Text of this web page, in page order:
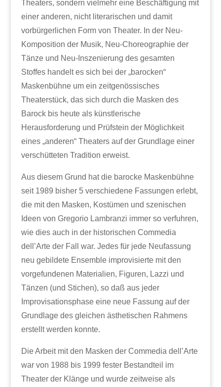
Theaters, sondern vielmehr eine Beschäftigung mit
einer anderen, nicht literarischen und damit
vorbürgerlichen Form von Theater. In der Neu-
Komposition der Musik, Neu-Choreographie der
Tänze und Neu-Inszenierung des gesamten
Stoffes handelt es sich bei der „barocken“
Maskenbühne um ein zeitgenössisches
Theaterstück, das sich durch die Masken des
Barock bis heute als künstlerische
Herausforderung und Prüfstein der Möglichkeit
eines „anderen“ Theaters auf der Grundlage einer
verschütteten Tradition erweist.
Aus diesem Grund hat die barocke Maskenbühne
seit 1989 bisher 5 verschiedene Fassungen erlebt,
die mit den Masken, Kostümen und szenischen
Ideen von Gregorio Lambranzi immer so verfuhren,
wie dies auch in der historischen Commedia
dell’Arte der Fall war. Jedes für jede Neufassung
neu gebildete Ensemble improvisierte mit den
vorgefundenen Materialien, Figuren, Lazzi und
Tänzen (und Stichen), so daß aus jeder
Improvisationsphase eine neue Fassung auf der
Grundlage des gleichen ästhetischen Rahmens
erstellt werden konnte.
Die Arbeit mit den Masken der Commedia dell’Arte
war von 1988 bis 1999 fester Bestandteil im
Theater der Klänge und wurde zeitweise als